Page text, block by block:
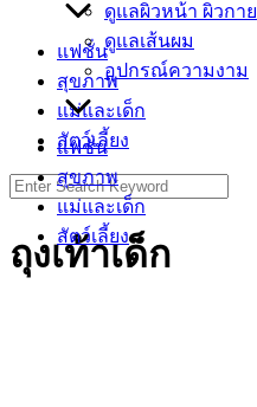
ดูแลผิวหน้า ผิวกาย
ดูแลเส้นผม
อุปกรณ์ความงาม
แฟชั่น
สุขภาพ
แม่และเด็ก
สัตว์เลี้ยง
แฟชั่น
สุขภาพ
แม่และเด็ก
สัตว์เลี้ยง
Search
for:
ถุงเท้าเด็ก